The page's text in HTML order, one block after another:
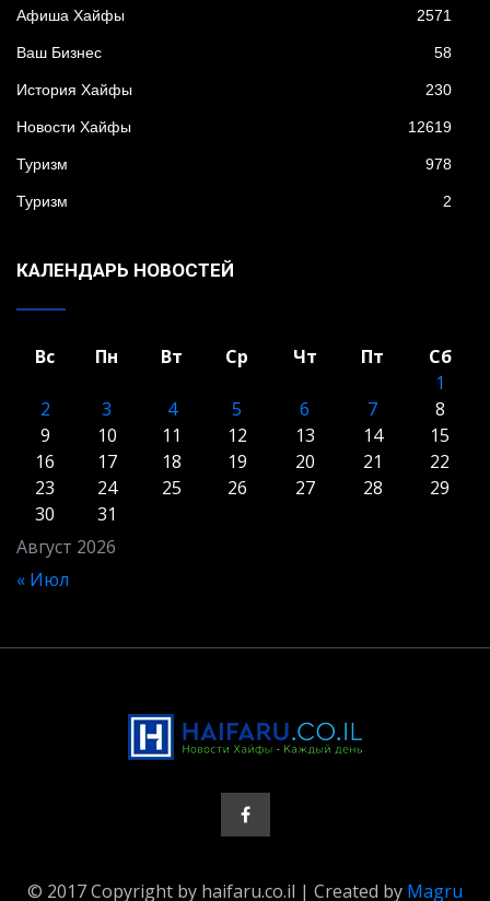
Афиша Хайфы 2571
Ваш Бизнес 58
История Хайфы 230
Новости Хайфы 12619
Туризм 978
Туризм 2
КАЛЕНДАРЬ НОВОСТЕЙ
Август 2026
Вс Пн Вт Ср Чт Пт
Сб
1
2
3 4 5 6 7
8
9
10 11 12 13 14
15
16
17 18 19 20 21
22
23
24 25 26 27 28
29
30
31
« Июл
© 2017 Copyright by haifaru.co.il | Created by Magru